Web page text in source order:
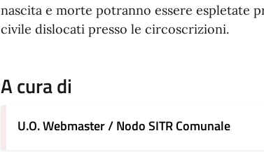
nascita e morte potranno essere espletate
civile dislocati presso le circoscrizioni.
A cura di
U.O. Webmaster / Nodo SITR Comunale